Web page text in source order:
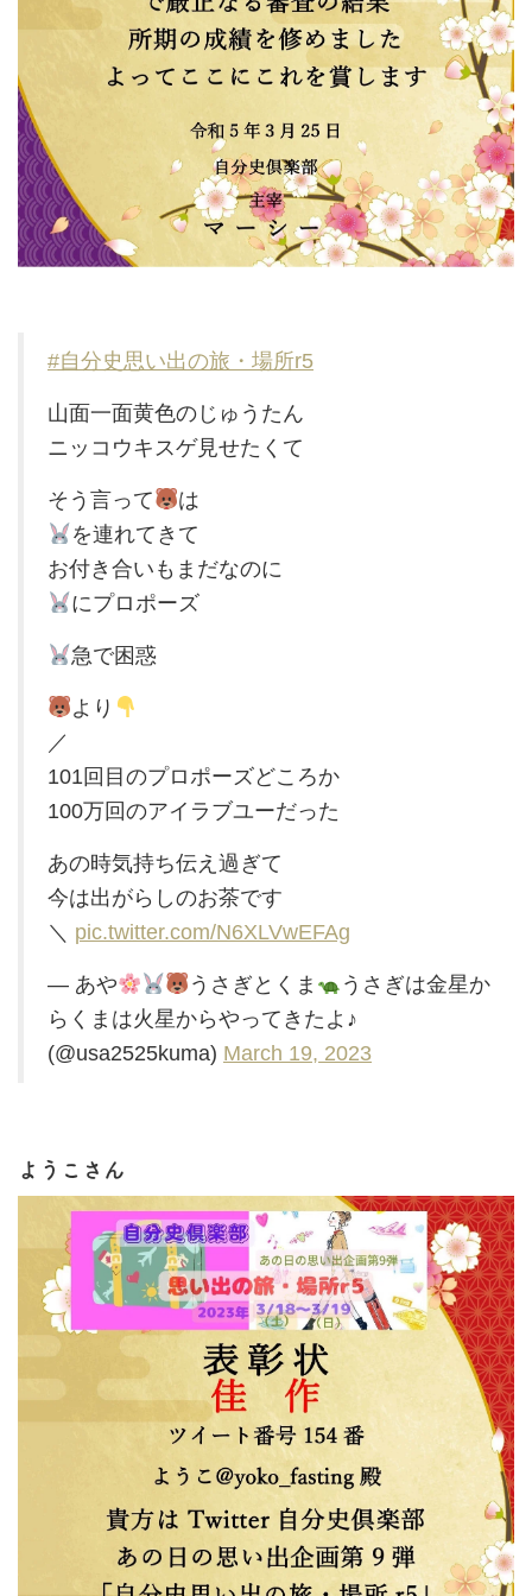
#自分史思い出の旅・場所r5
山面一面黄色のじゅうたん
ニッコウキスゲ見せたくて
そう言って
は
を連れてきて
お付き合いもまだなのに
にプロポーズ
急で困惑
より
／
101回目のプロポーズどころか
100万回のアイラブユーだった
あの時気持ち伝え過ぎて
今は出がらしのお茶です
＼ pic.twitter.com/N6XLVwEFAg
— あや うさぎとくま
うさぎは金星か
らくまは火星からやってきたよ♪
(@usa2525kuma) March 19, 2023
ようこさん